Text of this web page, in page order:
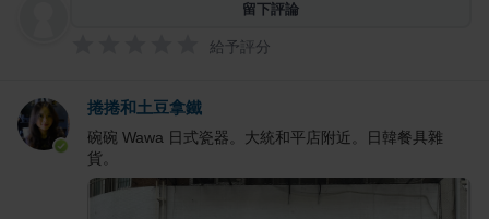
留下評論
給予評分
捲捲和土豆拿鐵
碗碗 Wawa 日式瓷器。大統和平店附近。日韓餐具雜
貨。